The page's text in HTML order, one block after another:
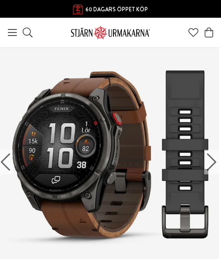
60 DAGARS ÖPPET KÖP